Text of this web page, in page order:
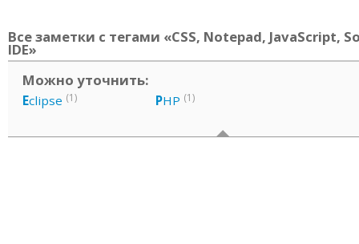
Все заметки с тегами «CSS, Notepad, JavaScript,
IDE»
Можно уточнить:
Eclipse (1) PHP (1)